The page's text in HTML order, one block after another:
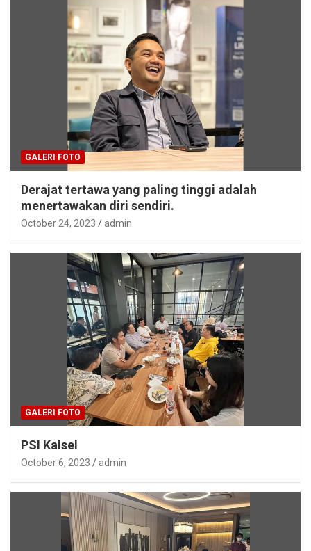
GALERI FOTO
Derajat tertawa yang paling tinggi adalah
menertawakan diri sendiri.
October 24, 2023 admin
GALERI FOTO
PSI Kalsel
October 6, 2023 admin